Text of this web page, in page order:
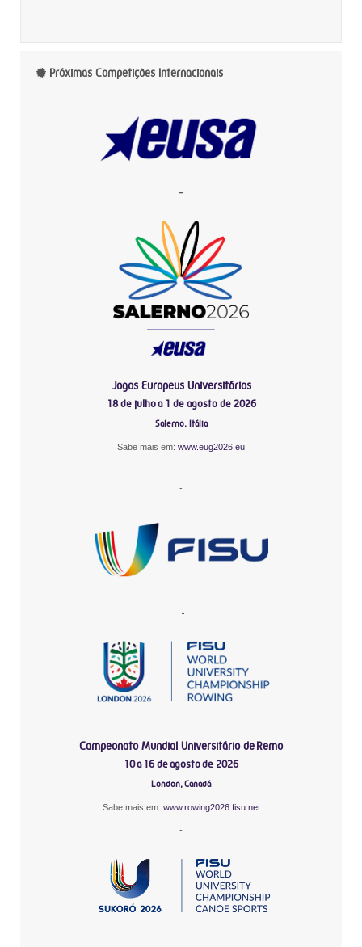
Próximas Competições Internacionais
-
Jogos Europeus Universitários
18 de julho a 1 de agosto de 2026
Salerno, Itália
Sabe mais em: www.eug2026.eu
-
-
Campeonato Mundial Universitário de Remo
10 a 16 de agosto de 2026
London, Canadá
Sabe mais em: www.rowing2026.fisu.net
-